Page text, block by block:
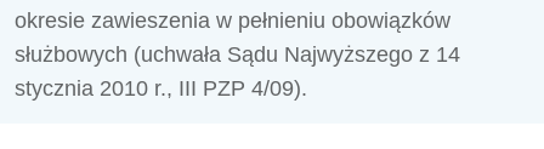
okresie zawieszenia w pełnieniu obowiązków
służbowych (uchwała Sądu Najwyższego z 14
stycznia 2010 r., III PZP 4/09).